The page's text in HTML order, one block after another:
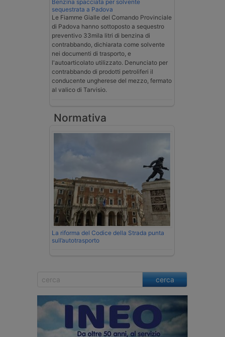
Benzina spacciata per solvente
sequestrata a Padova
Le Fiamme Gialle del Comando Provinciale
di Padova hanno sottoposto a sequestro
preventivo 33mila litri di benzina di
contrabbando, dichiarata come solvente
nei documenti di trasporto, e
l'autoarticolato utilizzato. Denunciato per
contrabbando di prodotti petroliferi il
conducente ungherese del mezzo, fermato
al valico di Tarvisio.
Normativa
La riforma del Codice della Strada punta
sull’autotrasporto
cerca